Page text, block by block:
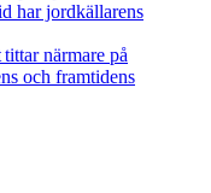
har jordkällarens
närmare på
och framtidens